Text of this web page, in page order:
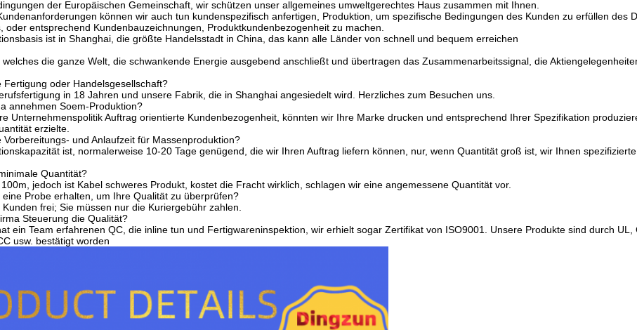
der Europäischen Gemeinschaft, wir schützen unser allgemeines umweltgerechtes Haus zusammen mit Ihnen.
können wir auch tun kundenspezifisch anfertigen, Produktion, um spezifische Bedingungen des Kunden zu erfüllen des
oder entsprechend Kundenbauzeichnungen, Produktkundenbezogenheit zu machen.
ist in Shanghai, die größte Handelsstadt in China, das kann alle Länder von schnell und bequem erreichen
welches die ganze Welt, die schwankende Energie ausgebend anschließt und übertragen das Zusammenarbeitssignal, die
Fertigung oder Handelsgesellschaft?
in 18 Jahren und unsere Fabrik, die in Shanghai angesiedelt wird. Herzliches zum Besuchen uns.
annehmen Soem-Produktion?
Unternehmenspolitik Auftrag orientierte Kundenbezogenheit, könnten wir Ihre Marke drucken und entsprechend Ihrer Spezifikation
erzielte.
Vorbereitungs- und Anlaufzeit für Massenproduktion?
ist, normalerweise 10-20 Tage genügend, die wir Ihren Auftrag liefern können, nur, wenn Quantität groß ist, wir Ihnen
Quantität?
jedoch ist Kabel schweres Produkt, kostet die Fracht wirklich, schlagen wir eine angemessene Quantität vor.
eine Probe erhalten, um Ihre Qualität zu überprüfen?
frei; Sie müssen nur die Kuriergebühr zahlen.
Steuerung die Qualität?
ein Team erfahrenen QC, die inline tun und Fertigwareninspektion, wir erhielt sogar Zertifikat von ISO9001. Unsere Produkte sind durch UL,
usw. bestätigt worden